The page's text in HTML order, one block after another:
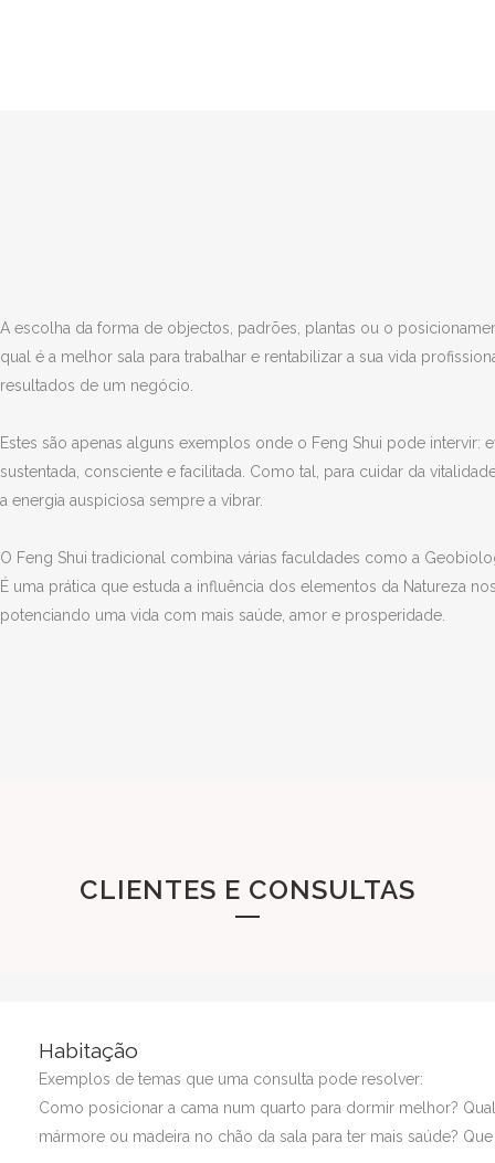
A escolha da forma de objectos, padrões, plantas ou o
qual é a melhor sala para trabalhar e rentabilizar a sua vida
resultados de um negócio.
Estes são apenas alguns exemplos onde o Feng Shui pode
sustentada, consciente e facilitada. Como tal, para cuidar da
a energia auspiciosa sempre a vibrar.
O Feng Shui tradicional combina várias faculdades como a
É uma prática que estuda a influência dos elementos da Natureza
potenciando uma vida com mais saúde, amor e prosperidade.
CLIENTES E CONSULTAS
Habitação
Exemplos de temas que uma consulta pode resolver:
Como posicionar a cama num quarto para dormir melhor?
mármore ou madeira no chão da sala para ter mais saúde?